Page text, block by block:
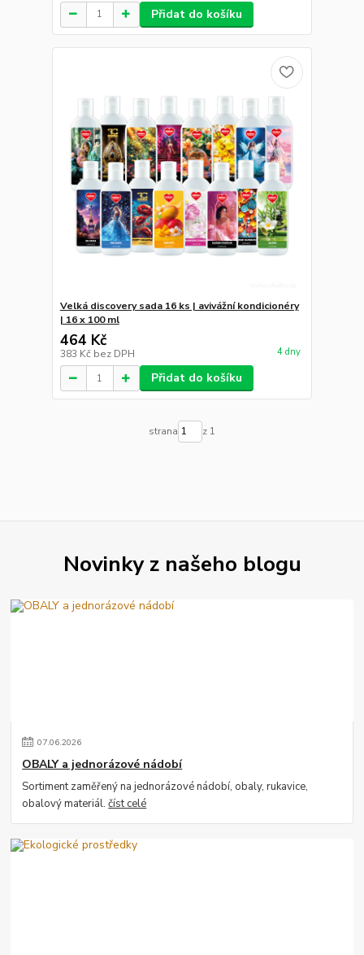
Přidat do košíku
Velká discovery sada 16 ks | avivážní kondicionéry
| 16 x 100 ml
464 Kč
383 Kč bez DPH 4 dny
Přidat do košíku
strana z 1
Novinky z našeho blogu
07.06.2026
OBALY a jednorázové nádobí
Sortiment zaměřený na jednorázové nádobí, obaly, rukavice,
obalový materiál.číst celé